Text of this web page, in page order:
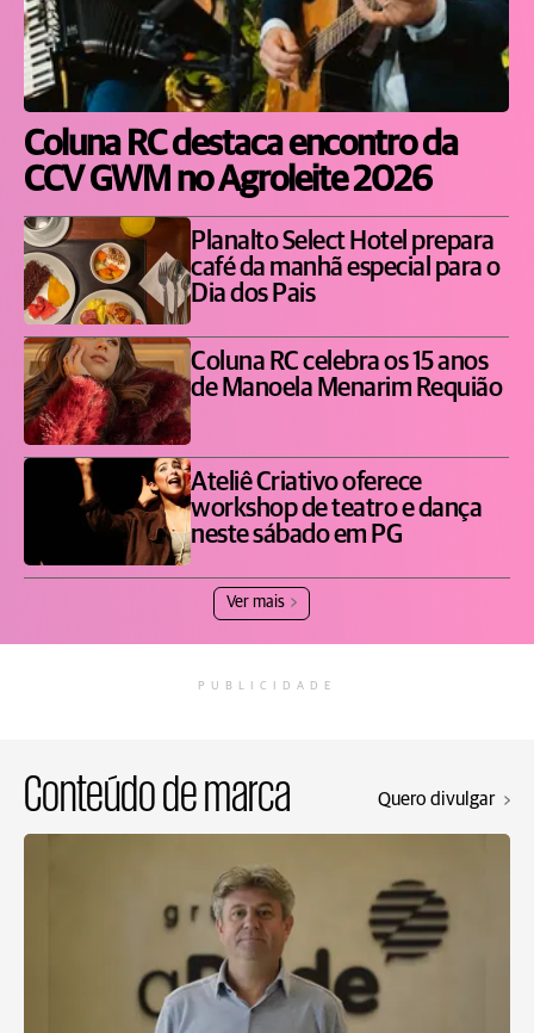
Coluna RC destaca encontro da
CCV GWM no Agroleite 2026
Planalto Select Hotel prepara
café da manhã especial para o
Dia dos Pais
Coluna RC celebra os 15 anos
de Manoela Menarim Requião
Ateliê Criativo oferece
workshop de teatro e dança
neste sábado em PG
Ver mais
PUBLICIDADE
Conteúdo de marca Quero divulgar